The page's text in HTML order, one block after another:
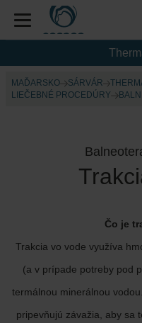
MAĎARSKO SÁRVÁR
LIEČEBNÉ PROCEDÚRY
Čo je
Trakcia vo vode využíva
(a v prípade potreby pod
termálnou minerálnou
pripevňujú závažia, aby sa